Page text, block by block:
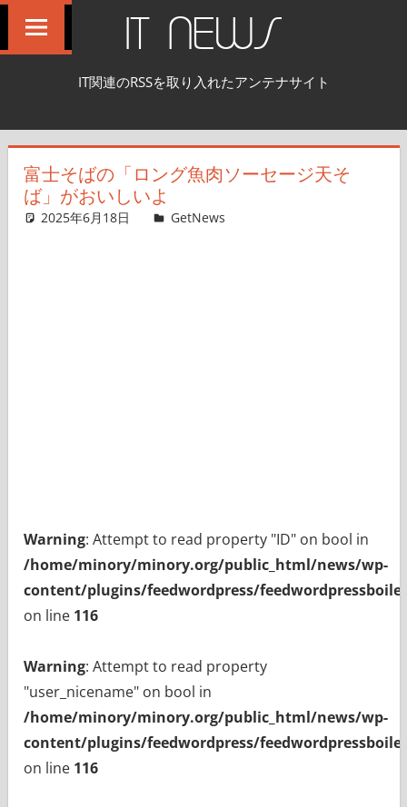
へ
IT NEWS
IT関連のRSSを取り入れたアンテナサイト
富士そばの「ロング魚肉ソーセージ天そ
ば」がおいしいよ
2025年6月18日 GetNews
Warning: Attempt to read property "ID" on bool in
/home/minory/minory.org/public_html/news/wp-
content/plugins/feedwordpress/
on line 116
Warning: Attempt to read property
"user_nicename" on bool in
/home/minory/minory.org/public_html/news/wp-
content/plugins/feedwordpress/
on line 116